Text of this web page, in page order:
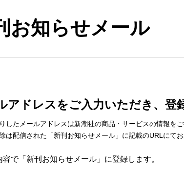
お知らせメール
アドレスをご入力いただき、登
したメールアドレスは新潮社の商品・サービスの情報を
は配信された「新刊お知らせメール」に記載のURLにて
容で「新刊お知らせメール」に登録します。